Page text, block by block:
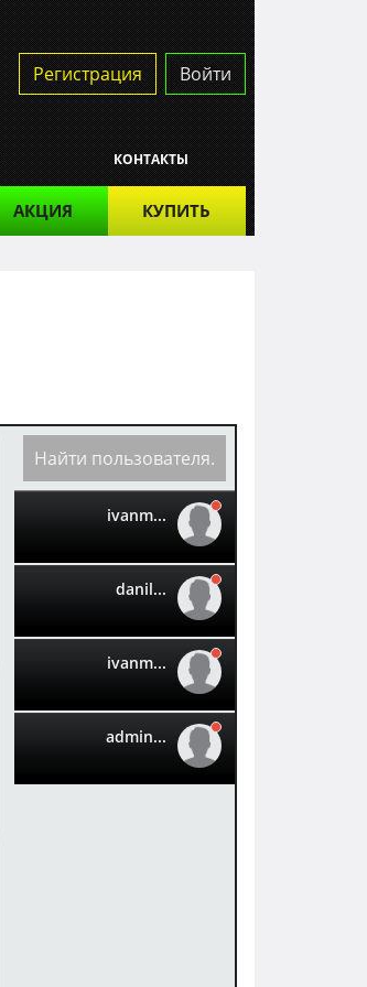
Регистрация Войти
КОНТАКТЫ
АКЦИЯ КУПИТЬ
ivanm...
danil...
ivanm...
admin...